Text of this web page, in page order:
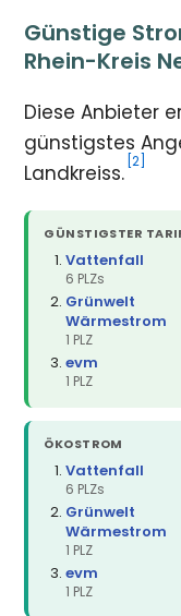
Günstige
Rhein-Kreis
Diese Anbieter
günstigstes
Landkreiss. [2]
GÜNSTIGSTER
Vattenfall
6 PLZs
Grünwelt
Wärmestrom
1 PLZ
evm
1 PLZ
ÖKOSTROM
Vattenfall
6 PLZs
Grünwelt
Wärmestrom
1 PLZ
evm
1 PLZ